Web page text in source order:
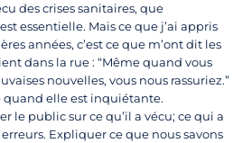
des crises sanitaires, que
essentielle. Mais ce que j’ai appris
années, c’est ce que m’ont dit les
dans la rue : “Même quand vous
nouvelles, vous nous rassuriez.”
quand elle est inquiétante.
le public sur ce qu’il a vécu; ce qui a
Expliquer ce que nous savons